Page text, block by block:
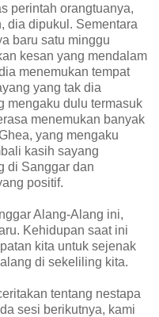
perintah orangtuanya,
dia dipukul. Sementara
baru satu minggu
kesan yang mendalam
menemukan tempat
yang tak dia
mengaku dulu termasuk
menemukan banyak
yang mengaku
kasih sayang
di Sanggar dan
positif.
Alang-Alang ini,
Kehidupan saat ini
kita untuk sejenak
di sekeliling kita.
tentang nestapa
sesi berikutnya, kami